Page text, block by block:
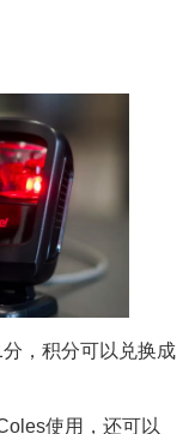
，积分可以兑换成
使用，还可以